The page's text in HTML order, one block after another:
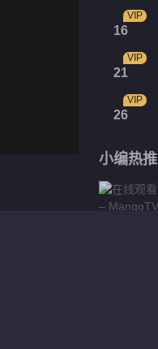
16
VIP
21
VIP
26
VIP
小编热推